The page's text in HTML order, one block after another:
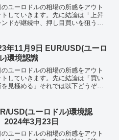
のユーロドルの相場の所感をアウト
トしていきます。先に結論は「上昇
ンドが継続中、押し目買いを狙う」
。今日の体調はどうか今日もとくに
点はなし。メンタルは...
年11月9日 EUR/USD(ユーロ
)環境認識
のユーロドルの相場の所感をアウト
トしていきます。先に結論は「買い
見極める」それでは以下どうぞ、
どうか昨日はようやくゆっくり寝る
ができました。やっ...
USD(ユーロドル)環境認
年3月23日
のユーロドルの相場の所感をアウト